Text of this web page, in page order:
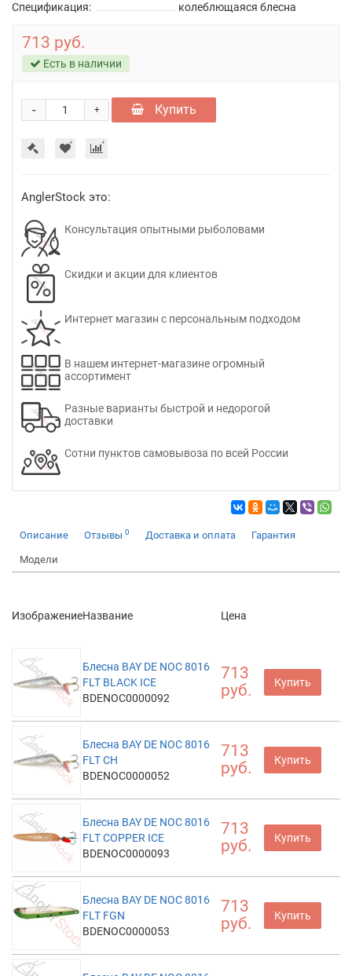
Спецификация:
колеблющаяся блесна
713 руб.
Есть в наличии
+
- Купить
AnglerStock это:
Консультация опытными рыболовами
Скидки и акции для клиентов
Интернет магазин с персональным подходом
В нашем интернет-магазине огромный
ассортимент
Разные варианты быстрой и недорогой
доставки
Сотни пунктов самовывоза по всей России
Описание Отзывы 0 Доставка и оплата Гарантия
Модели
ИзображениеНазвание Цена
Блесна BAY DE NOC 8016
FLT BLACK ICE
BDENOC0000092
713
руб.
Купить
Блесна BAY DE NOC 8016
FLT CH
BDENOC0000052
713
руб.
Купить
Блесна BAY DE NOC 8016
FLT COPPER ICE
BDENOC0000093
713
руб.
Купить
Блесна BAY DE NOC 8016
FLT FGN
BDENOC0000053
713
руб.
Купить